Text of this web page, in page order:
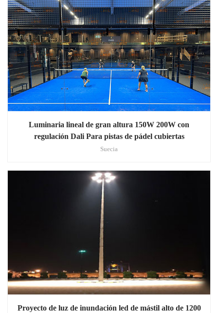
Luminaria lineal de gran altura 150W 200W con
regulación Dali Para pistas de pádel cubiertas
Suecia
Proyecto de luz de inundación led de mástil alto de 1200